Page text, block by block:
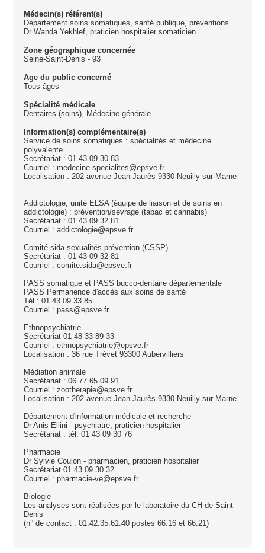
Médecin(s) référent(s)
Département soins somatiques, santé publique, préventions
Dr Wanda Yekhlef, praticien hospitalier somaticien
Zone géographique concernée
Seine-Saint-Denis - 93
Age du public concerné
Tous âges
Spécialité médicale
Dentaires (soins), Médecine générale
Information(s) complémentaire(s)
Service de soins somatiques : spécialités et médecine
polyvalente
Secrétariat : 01 43 09 30 83
Courriel : medecine.specialites@epsve.fr
Localisation : 202 avenue Jean-Jaurès 9330 Neuilly-sur-Marne
Addictologie, unité ELSA (équipe de liaison et de soins en
addictologie) : prévention/sevrage (tabac et cannabis)
Secrétariat : 01 43 09 32 81
Courriel : addictologie@epsve.fr
Comité sida sexualités prévention (CSSP)
Secrétariat : 01 43 09 32 81
Courriel : comite.sida@epsve.fr
PASS somatique et PASS bucco-dentaire départementale
PASS Permanence d'accès aux soins de santé
Tél : 01 43 09 33 85
Courriel : pass@epsve.fr
Ethnopsychiatrie
Secrétariat 01 48 33 89 33
Courriel : ethnopsychiatrie@epsve.fr
Localisation : 36 rue Trévet 93300 Aubervilliers
Médiation animale
Secrétariat : 06 77 65 09 91
Courriel : zootherapie@epsve.fr
Localisation : 202 avenue Jean-Jaurès 9330 Neuilly-sur-Marne
Département d'information médicale et recherche
Dr Anis Ellini - psychiatre, praticien hospitalier
Secrétariat : tél. 01 43 09 30 76
Pharmacie
Dr Sylvie Coulon - pharmacien, praticien hospitalier
Secrétariat 01 43 09 30 32
Courriel : pharmacie-ve@epsve.fr
Biologie
Les analyses sont réalisées par le laboratoire du CH de Saint-
Denis
(n° de contact : 01.42.35.61.40 postes 66.16 et 66.21)